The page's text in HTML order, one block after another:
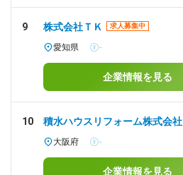
9 株式会社ＴＫ 求人募集中
愛知県 -
企業情報を見る
10 積水ハウスリフォーム株式会社
大阪府 -
企業情報を見る